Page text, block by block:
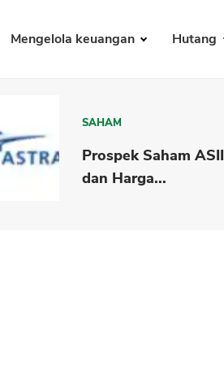
Mengelola keuangan Hutang
SAHAM
Prospek Saham ASII
dan Harga...